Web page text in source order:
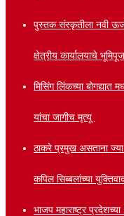
पुस्तक संस्कृतीला नवी
क्षेत्रीय कार्यालयाचे
मिसिंग लिंकच्या बोगद्यात
यांचा जागीच मृत्यू
ठाकरे प्रमुख असताना
कपिल सिब्बलांच्या
भाजप महाराष्ट्र